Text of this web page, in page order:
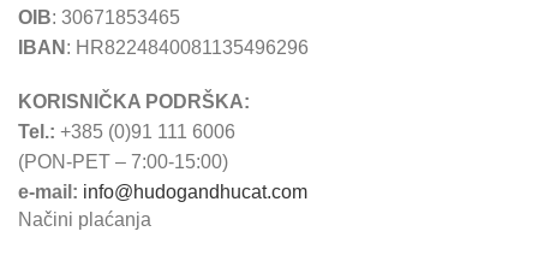
OIB: 30671853465
IBAN : HR8224840081135496296
KORISNIČKA PODRŠKA:
Tel.: +385 (0)91 111 6006
(PON-PET – 7:00-15:00)
e-mail: info@hudogandhucat.com
Načini plaćanja